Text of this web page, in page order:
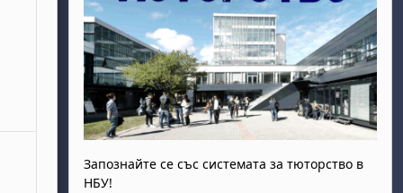
Запознайте се със системата за тюторство в
НБУ!